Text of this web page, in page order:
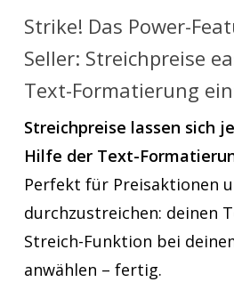
Strike! Das Power-
Seller: Streichpreise
Text-Formatierung
Streichpreise lassen sich
Hilfe der Text-
Perfekt für Preisaktionen
durchzustreichen: deinen
Streich-Funktion bei
anwählen – fertig.